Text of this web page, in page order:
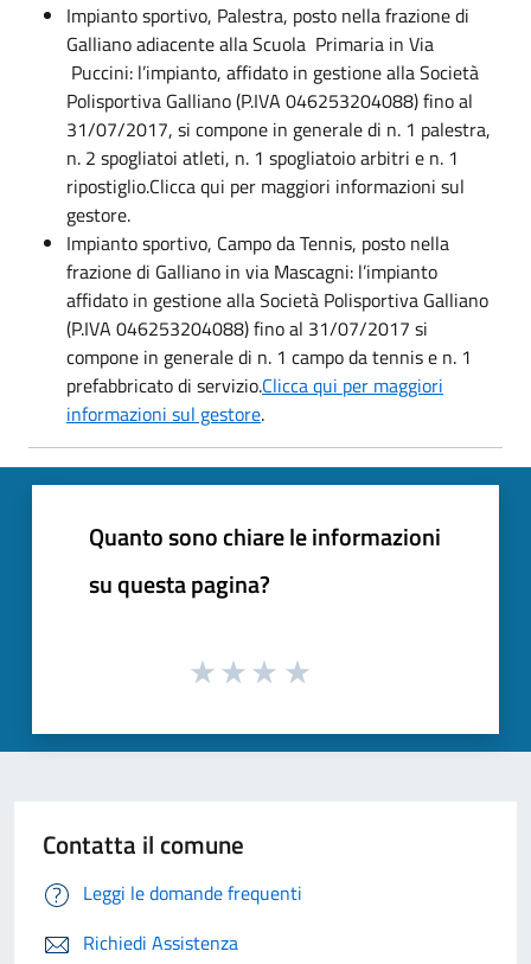
Impianto sportivo, Palestra, posto nella frazione di
Galliano adiacente alla Scuola Primaria in Via
Puccini: l’impianto, affidato in gestione alla Società
Polisportiva Galliano (P.IVA 046253204088) fino al
31/07/2017, si compone in generale di n. 1 palestra,
n. 2 spogliatoi atleti, n. 1 spogliatoio arbitri e n. 1
ripostiglio.Clicca qui per maggiori informazioni sul
gestore.
Impianto sportivo, Campo da Tennis, posto nella
frazione di Galliano in via Mascagni: l’impianto
affidato in gestione alla Società Polisportiva Galliano
(P.IVA 046253204088) fino al 31/07/2017 si
compone in generale di n. 1 campo da tennis e n. 1
prefabbricato di servizio.Clicca qui per maggiori
informazioni sul gestore.
Quanto sono chiare le informazioni
su questa pagina?
Contatta il comune
Leggi le domande frequenti
Richiedi Assistenza